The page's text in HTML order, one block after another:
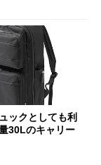
ックとしても利
30Lのキャリー